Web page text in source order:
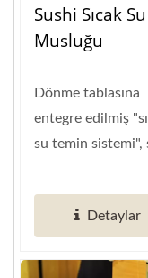
Sushi Sıcak Su
Musluğu
Dönme tablasına
entegre edilmiş
su temin sistemi",
Detaylar